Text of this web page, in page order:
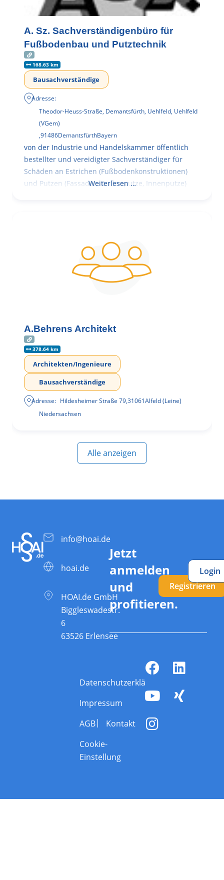
A. Sz. Sachverständigenbüro für
Fußbodenbau und Putztechnik
168.63 km
Bausachverständige
Adresse:
Theodor-Heuss-Straße, Demantsfürth, Uehlfeld, Uehlfeld
(VGem)
,91486DemantsfürthBayern
von der Industrie und Handelskammer öffentlich
bestellter und vereidigter Sachverständiger für
Schäden an Estrichen (Fußbodenkonstruktionen)
und Putzen (Fassaden, Außenputze, Innenputze)
Weiterlesen …
A.Behrens Architekt
378.64 km
Architekten/Ingenieure
Bausachverständige
Adresse: Hildesheimer Straße 79,31061Alfeld (Leine)
Niedersachsen
Alle anzeigen
info@hoai.de
hoai.de
HOAI.de GmbH
Biggleswadestr.
6
63526 Erlensee
Jetzt
anmelden
und
profitieren.
Registrieren
Login
Datenschutzerklärung
Impressum
AGB
Kontakt
Cookie-
Einstellung